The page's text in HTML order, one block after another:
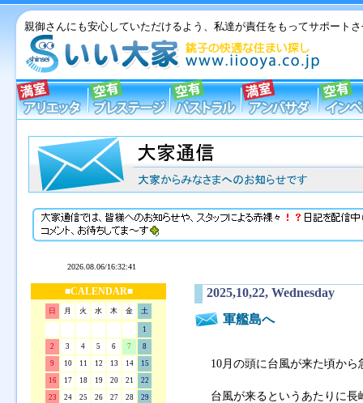
親御さんにも安心していただけるよう、私達が責任をもってサポート
■CALENDAR■
日 月 火 水 木 金 土
1
2 3 4 5 6 7 8
9 10 11 12 13 14 15
16 17 18 19 20 21 22
23 24 25 26 27 28 29
2025,10,22, Wednesday
軍艦島へ
10月の頭に台風が来た頃か
台風が来るというあたりに